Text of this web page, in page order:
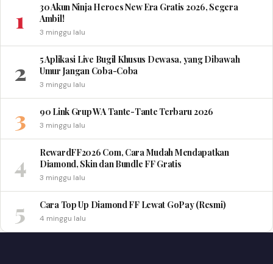
1
30 Akun Ninja Heroes New Era Gratis 2026, Segera
Ambil!
3 minggu lalu
2
5 Aplikasi Live Bugil Khusus Dewasa, yang Dibawah
Umur Jangan Coba-Coba
3 minggu lalu
3 90 Link Grup WA Tante-Tante Terbaru 2026
3 minggu lalu
4
RewardFF2026 Com, Cara Mudah Mendapatkan
Diamond, Skin dan Bundle FF Gratis
3 minggu lalu
5 Cara Top Up Diamond FF Lewat GoPay (Resmi)
4 minggu lalu